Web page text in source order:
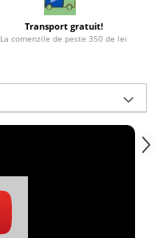
Transport gratuit!
La comenzile de peste 350 de lei